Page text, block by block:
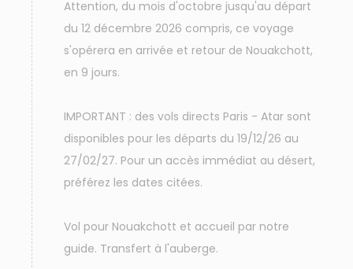
Attention, du mois d'octobre jusqu'au départ
du 12 décembre 2026 compris, ce voyage
s'opérera en arrivée et retour de Nouakchott,
en 9 jours.
IMPORTANT : des vols directs Paris - Atar sont
disponibles pour les départs du 19/12/26 au
27/02/27. Pour un accès immédiat au désert,
préférez les dates citées.
Vol pour Nouakchott et accueil par notre
guide. Transfert à l'auberge.